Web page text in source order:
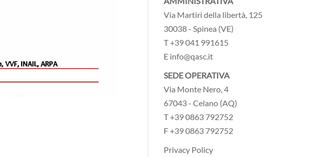
Via Martiri della libertà, 125
30038 - Spinea (VE)
T +39 041 991615
E info@qasc.it
SEDE OPERATIVA
Via Monte Nero, 4
67043 - Celano (AQ)
T +39 0863 792752
F +39 0863 792752
Privacy Policy